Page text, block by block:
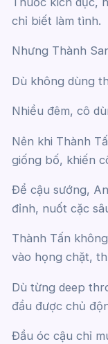
chỉ biết làm tình.
Nhưng Thành
Dù không dùng
Nhiều đêm, cô
Nên khi Thành
giống bố, khiến
Để cậu sướng,
đỉnh, nuốt cặc
Thành Tấn
vào họng chặt,
Dù từng deep
đầu được chủ
Đầu óc cậu chỉ